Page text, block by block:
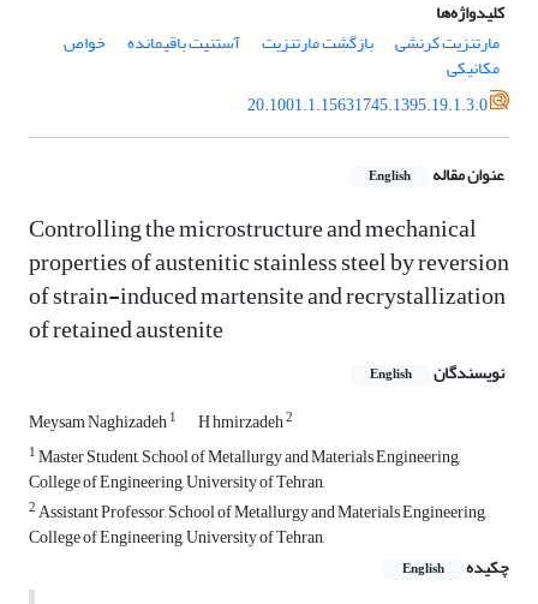
کلیدواژه‌ها
مارتنزیت کرنشی
بازگشت مارتنزیت آستنیت باقیمانده خواص
مکانیکی
20.1001.1.15631745.1395.19.1.3.0
عنوان مقاله English
Controlling the microstructure and mechanical
properties of austenitic stainless steel by reversion
of strain-induced martensite and recrystallization
of retained austenite
نویسندگان English
Meysam Naghizadeh1 H hmirzadeh2
1Master Student, School of Metallurgy and Materials Engineering,
College of Engineering, University of Tehran,
2Assistant Professor, School of Metallurgy and Materials Engineering,
College of Engineering, University of Tehran,
چکیده
English